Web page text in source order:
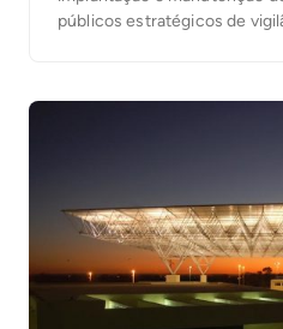
públicos estratégicos de
de vigilância em saúde a